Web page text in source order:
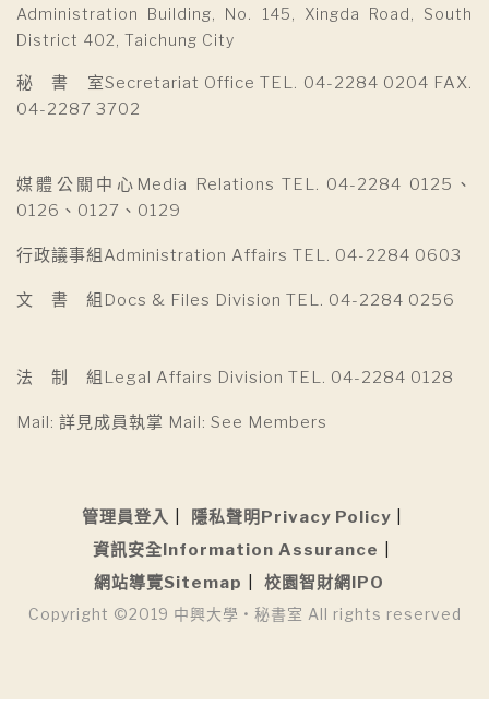
Administration Building, No. 145, Xingda Road, South
District 402, Taichung City
秘 書 室Secretariat Office TEL. 04-2284 0204 FAX.
04-2287 3702
媒體公關中心Media Relations TEL. 04-2284 0125、
0126、0127、0129
行政議事組Administration Affairs TEL. 04-2284 0603
文 書 組Docs & Files Division TEL. 04-2284 0256
法 制 組Legal Affairs Division TEL. 04-2284 0128
Mail: 詳見成員執掌 Mail: See Members
管理員登入
隱私聲明Privacy Policy
資訊安全Information Assurance
網站導覽Sitemap
校園智財網IPO
Copyright ©2019 中興大學 • 秘書室 All rights reserved